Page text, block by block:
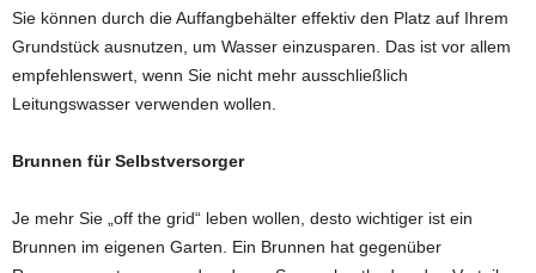
Sie können durch die Auffangbehälter effektiv den Platz auf Ihrem
Grundstück ausnutzen, um Wasser einzusparen. Das ist vor allem
empfehlenswert, wenn Sie nicht mehr ausschließlich
Leitungswasser verwenden wollen.
Brunnen für Selbstversorger
Je mehr Sie „off the grid“ leben wollen, desto wichtiger ist ein
Brunnen im eigenen Garten. Ein Brunnen hat gegenüber